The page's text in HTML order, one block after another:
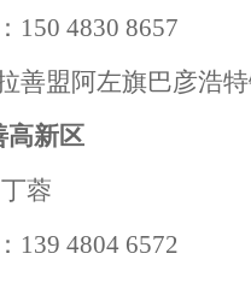
150 4830 8657
善盟阿左旗巴彦浩
高新区
丁蓉
139 4804 6572